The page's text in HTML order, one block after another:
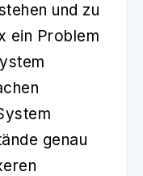
und zu
ein Problem
genau